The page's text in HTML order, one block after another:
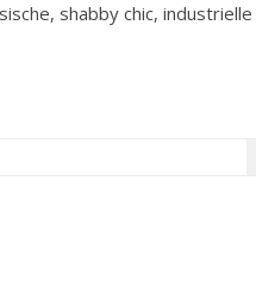
shabby chic,